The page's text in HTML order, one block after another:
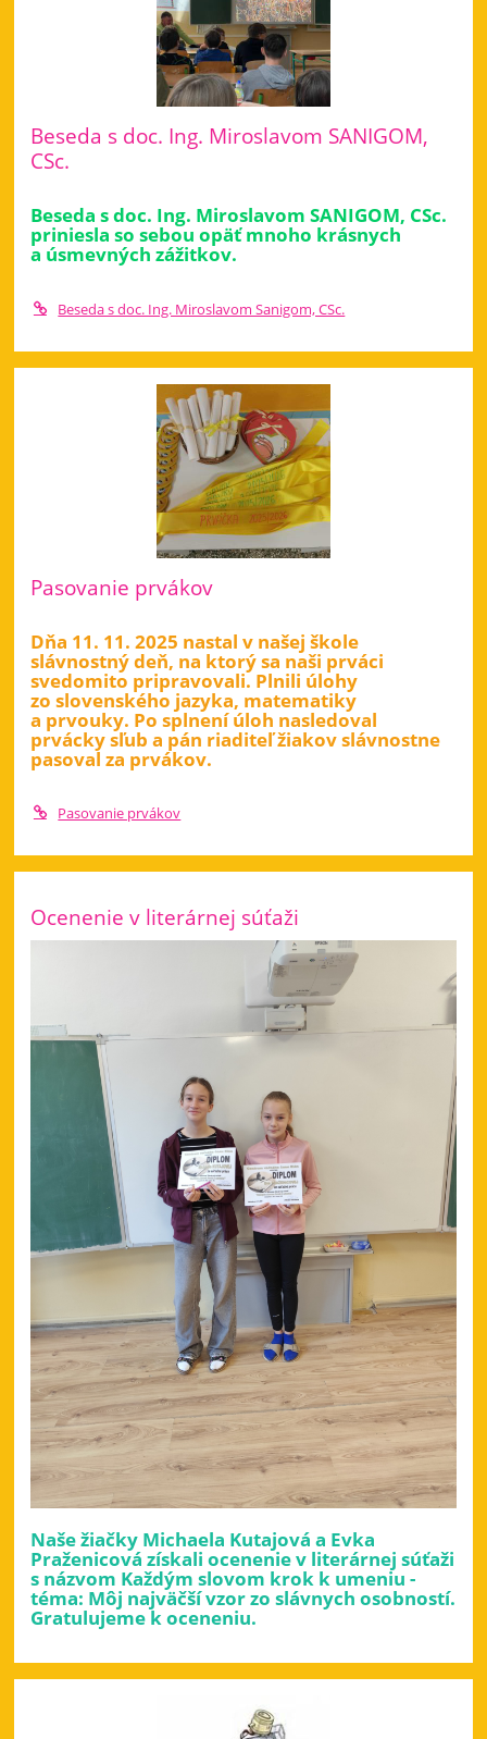
Beseda s doc. Ing. Miroslavom SANIGOM,
CSc.
Beseda s doc. Ing. Miroslavom SANIGOM, CSc.
priniesla so sebou opäť mnoho krásnych
a úsmevných zážitkov.
Beseda s doc. Ing. Miroslavom Sanigom, CSc.
Pasovanie prvákov
Dňa 11. 11. 2025 nastal v našej škole
slávnostný deň, na ktorý sa naši prváci
svedomito pripravovali. Plnili úlohy
zo slovenského jazyka, matematiky
a prvouky. Po splnení úloh nasledoval
prvácky sľub a pán riaditeľ žiakov slávnostne
pasoval za prvákov.
Pasovanie prvákov
Ocenenie v literárnej súťaži
Naše žiačky Michaela Kutajová a Evka
Praženicová získali ocenenie v literárnej súťaži
s názvom Každým slovom krok k umeniu -
téma: Môj najväčší vzor zo slávnych osobností.
Gratulujeme k oceneniu.